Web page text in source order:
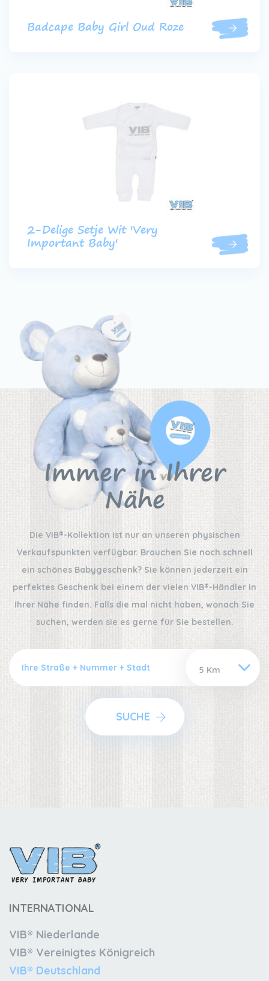
Badcape Baby Girl Oud Roze
2-Delige Setje Wit 'Very
Important Baby'
Immer in Ihrer
Nähe
Die VIB®-Kollektion ist nur an unseren physischen
Verkaufspunkten verfügbar. Brauchen Sie noch schnell
ein schönes Babygeschenk? Sie können jederzeit ein
perfektes Geschenk bei einem der vielen VIB®-Händler in
Ihrer Nähe finden. Falls die mal nicht haben, wonach Sie
suchen, werden sie es gerne für Sie bestellen.
SUCHE
INTERNATIONAL
VIB® Niederlande
VIB® Vereinigtes Königreich
VIB® Deutschland